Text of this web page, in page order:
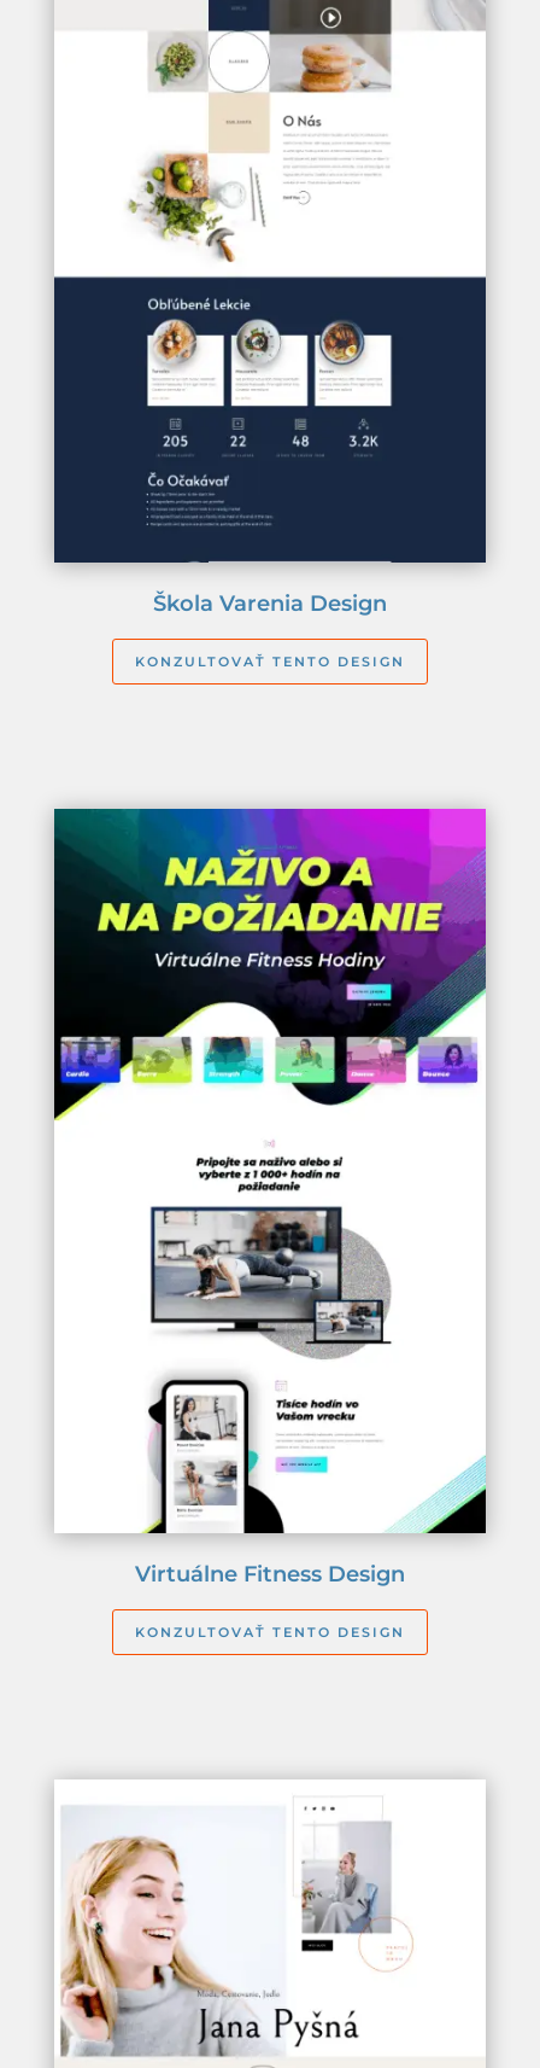
Škola Varenia Design
KONZULTOVAŤ TENTO DESIGN
Virtuálne Fitness Design
KONZULTOVAŤ TENTO DESIGN